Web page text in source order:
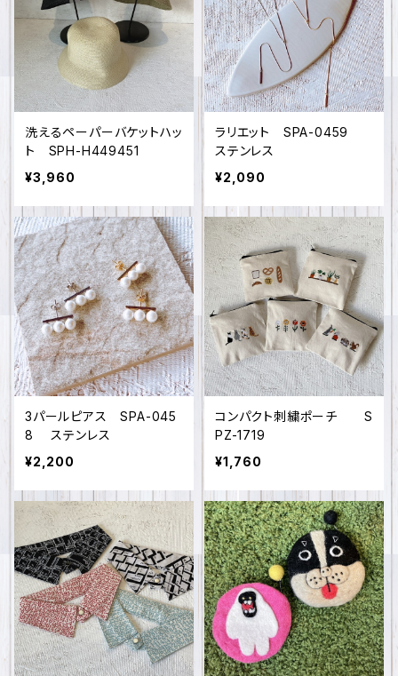
洗えるペーパーバケットハッ
ト SPH-H449451
¥3,960
ラリエット SPA-0459
ステンレス
¥2,090
3パールピアス SPA-045
8 ステンレス
¥2,200
コンパクト刺繍ポーチ S
PZ-1719
¥1,760